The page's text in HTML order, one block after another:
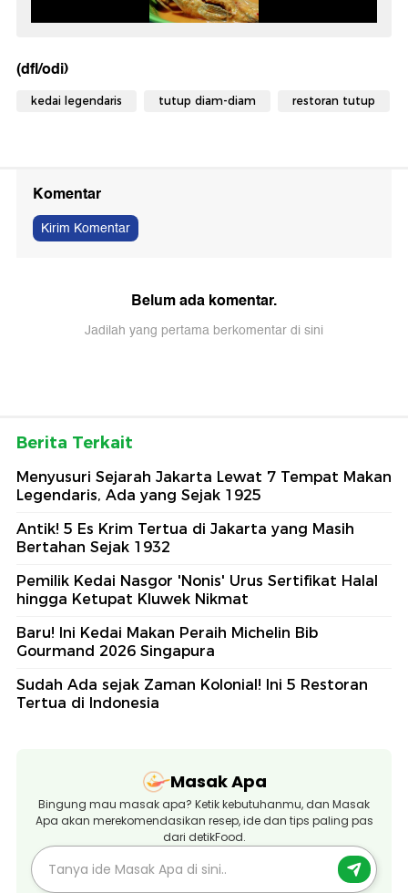
(dfl/odi)
kedai legendaris tutup diam-diam restoran tutup
Komentar
Kirim Komentar
Belum ada komentar.
Jadilah yang pertama berkomentar di sini
Berita Terkait
Menyusuri Sejarah Jakarta Lewat 7 Tempat Makan
Legendaris, Ada yang Sejak 1925
Antik! 5 Es Krim Tertua di Jakarta yang Masih
Bertahan Sejak 1932
Pemilik Kedai Nasgor 'Nonis' Urus Sertifikat Halal
hingga Ketupat Kluwek Nikmat
Baru! Ini Kedai Makan Peraih Michelin Bib
Gourmand 2026 Singapura
Sudah Ada sejak Zaman Kolonial! Ini 5 Restoran
Tertua di Indonesia
Masak Apa
Bingung mau masak apa? Ketik kebutuhanmu, dan Masak
Apa akan merekomendasikan resep, ide dan tips paling pas
dari detikFood.